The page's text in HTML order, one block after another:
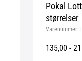
Pokal
størrelser
Varenummer:
135,00 -